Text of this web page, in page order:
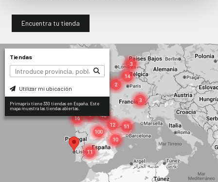
Encuentra tu tienda
Tiendas
Utilizar mi ubicación
Primaprix tiene 330 tiendas en España. Este
mapa muestra las tiendas abiertas.